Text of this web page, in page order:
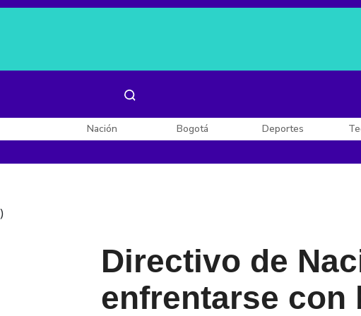
Nación Bogotá Deportes
)
Directivo de
enfrentarse